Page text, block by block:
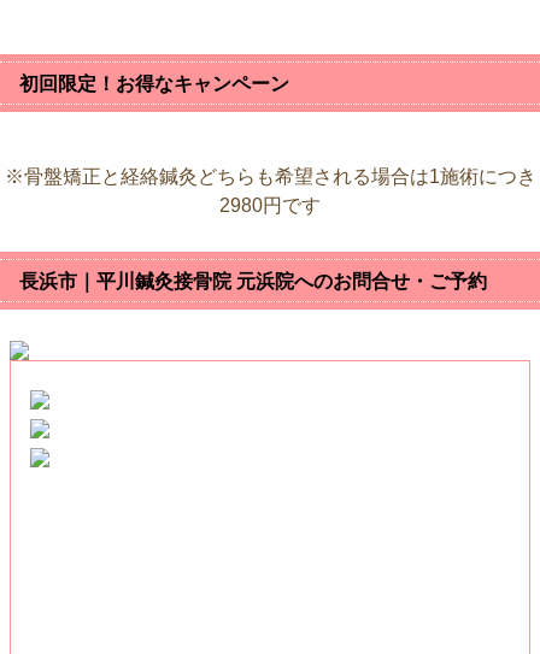
初回限定！お得なキャンペーン
※骨盤矯正と経絡鍼灸どちらも希望される場合は1施術につき
2980円です
長浜市｜平川鍼灸接骨院 元浜院へのお問合せ・ご予約